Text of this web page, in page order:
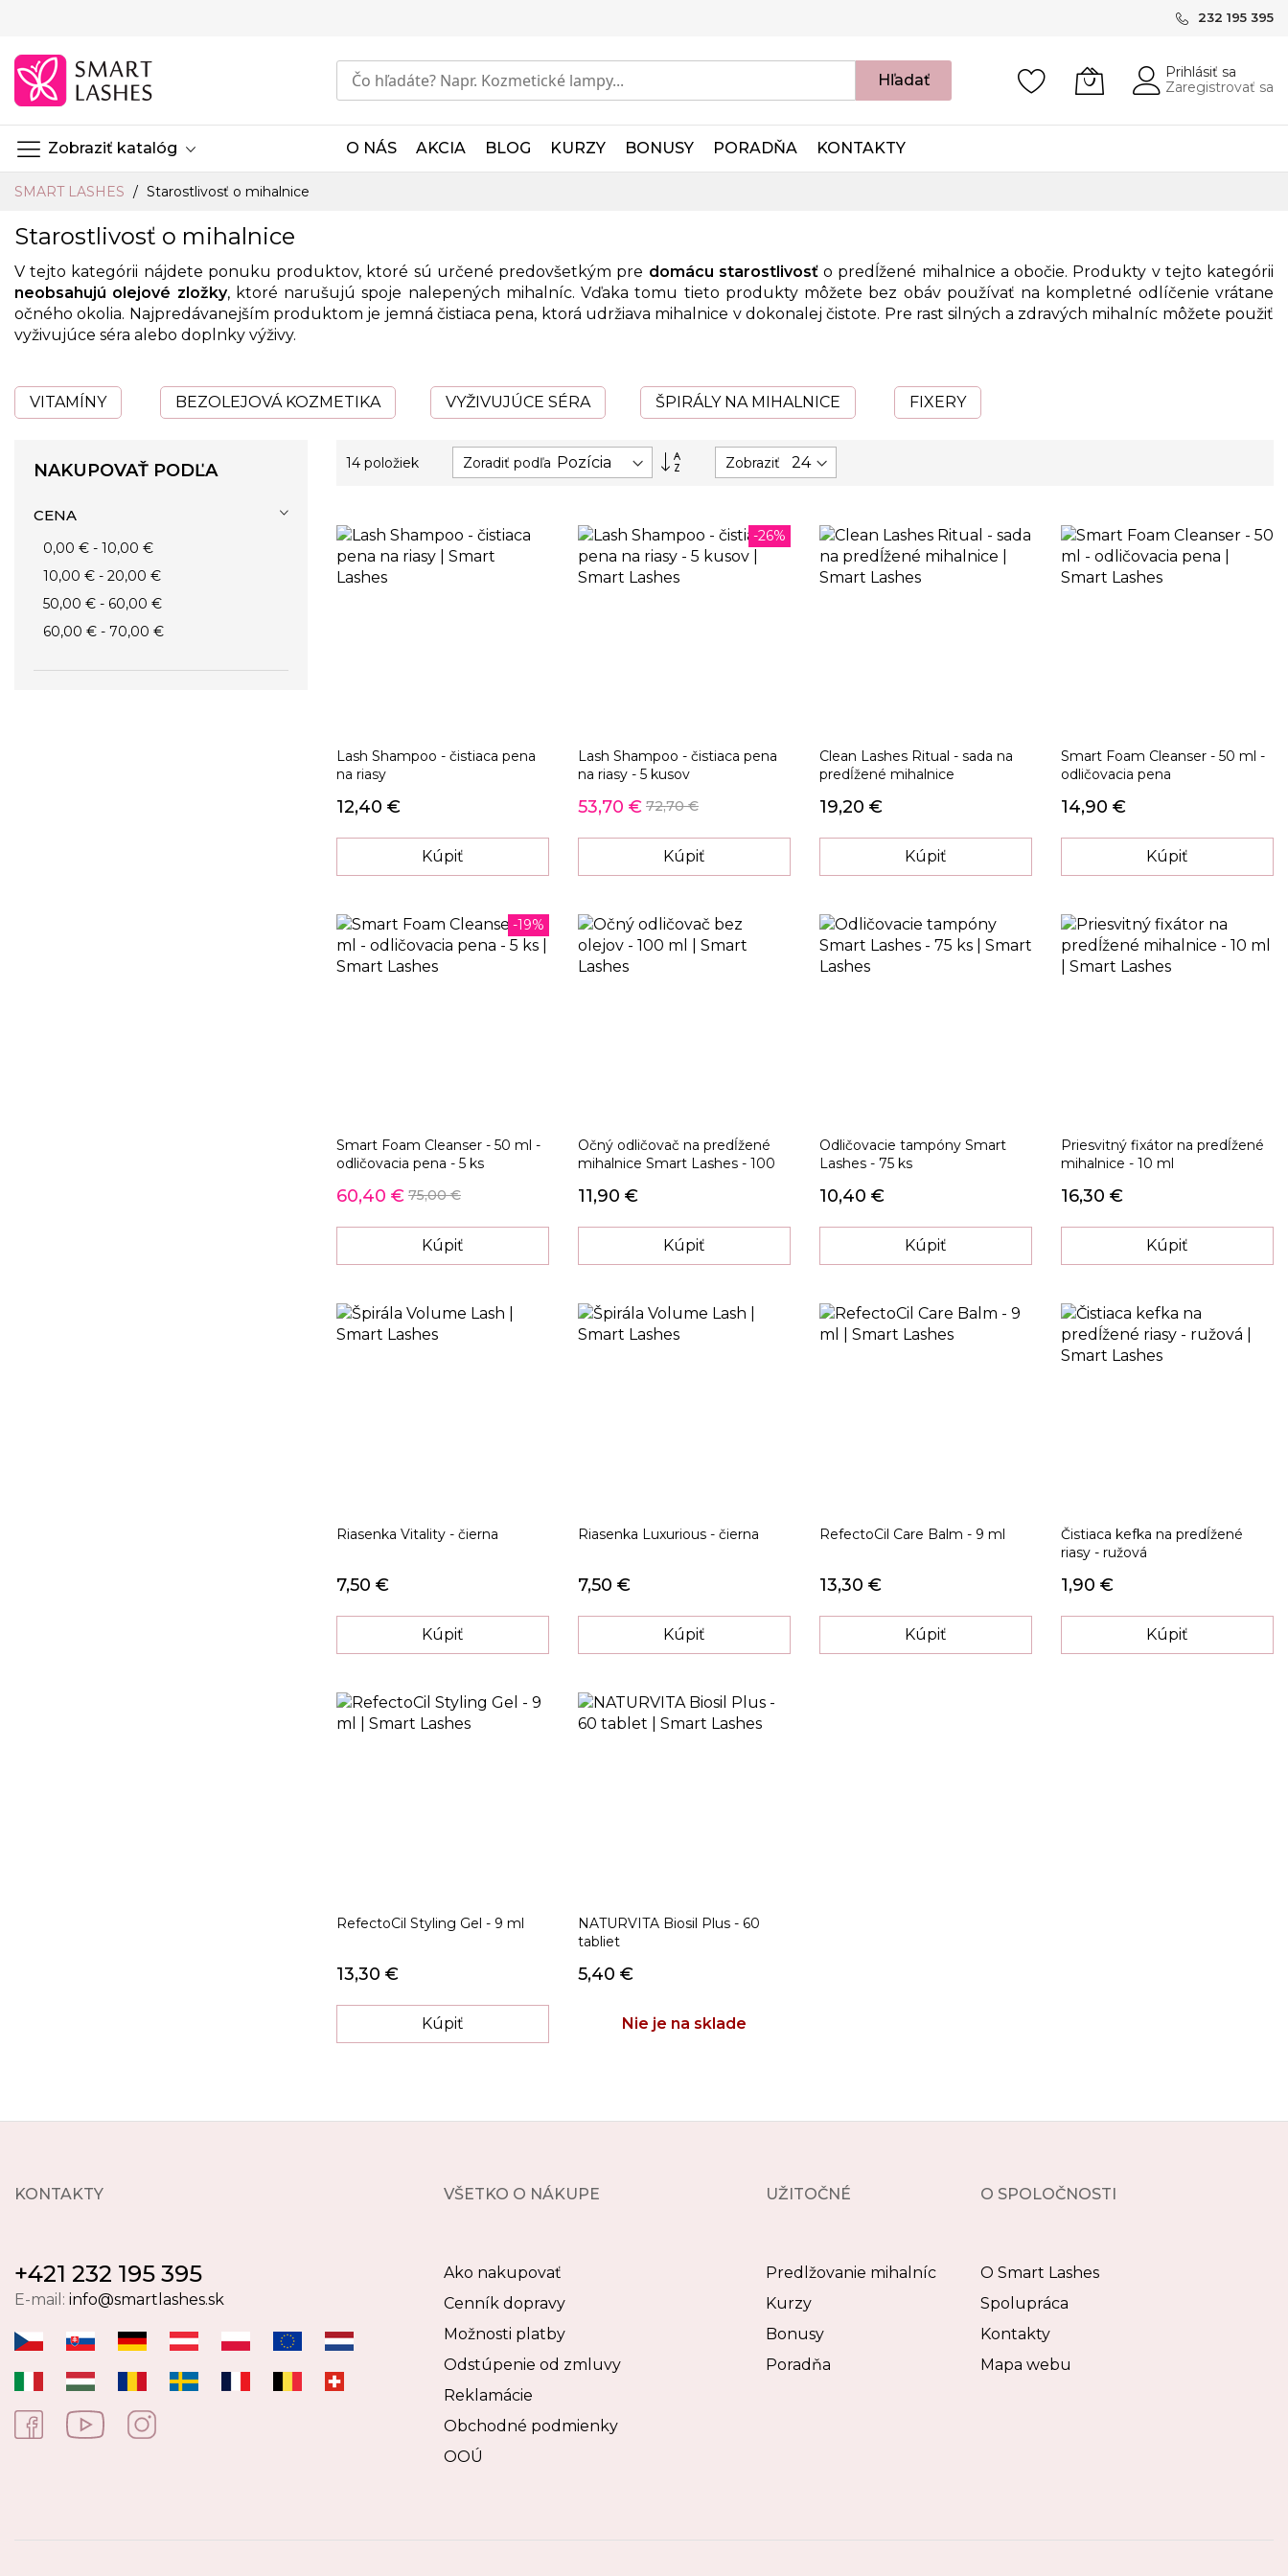
Content
232 195 395
Zobraziť katalóg
Hľadať
Prihlásiť sa
Zaregistrovať sa
O NÁS AKCIA BLOG KURZY BONUSY PORADŇA KONTAKTY
SMART LASHES Starostlivosť o mihalnice
Starostlivosť o mihalnice
V tejto kategórii nájdete ponuku produktov, ktoré sú určené predovšetkým pre domácu starostlivosťo predĺžené mihalnice a obočie. Produkty v tejto kategórii
neobsahujú olejové zložky, ktoré narušujú spoje nalepených mihalníc. Vďaka tomu tieto produkty môžete bez obáv používať na kompletné odlíčenie vrátane
očného okolia. Najpredávanejším produktom je jemná čistiaca pena, ktorá udržiava mihalnice v dokonalej čistote. Pre rast silných a zdravých mihalníc môžete použiť
vyživujúce séra alebo doplnky výživy.
VITAMÍNY BEZOLEJOVÁ KOZMETIKA VYŽIVUJÚCE SÉRA ŠPIRÁLY NA MIHALNICE FIXERY
14 položiek Zoradiť podľa
Nastaviť
zostupný
Zobraziť
Lash Shampoo - čistiaca pena
na riasy
12,40 €
Kúpiť
-26%
Lash Shampoo - čistiaca pena
na riasy - 5 kusov
53,70 € 72,70 €
Kúpiť
Clean Lashes Ritual - sada na
predĺžené mihalnice
19,20 €
Kúpiť
Smart Foam Cleanser - 50 ml -
odličovacia pena
14,90 €
Kúpiť
-19%
Smart Foam Cleanser - 50 ml -
odličovacia pena - 5 ks
60,40 € 75,00 €
Kúpiť
Očný odličovač na predĺžené
mihalnice Smart Lashes - 100
11,90 €
Kúpiť
Odličovacie tampóny Smart
Lashes - 75 ks
10,40 €
Kúpiť
Priesvitný fixátor na predĺžené
mihalnice - 10 ml
16,30 €
Kúpiť
Riasenka Vitality - čierna
7,50 €
Kúpiť
Riasenka Luxurious - čierna
7,50 €
Kúpiť
RefectoCil Care Balm - 9 ml
13,30 €
Kúpiť
Čistiaca kefka na predĺžené
riasy - ružová
1,90 €
Kúpiť
RefectoCil Styling Gel - 9 ml
13,30 €
Kúpiť
NATURVITA Biosil Plus - 60
tabliet
5,40 €
Nie je na sklade
NAKUPOVAŤ PODĽA
CENA
0,00 € - 10,00 €
10,00 € - 20,00 €
50,00 € - 60,00 €
60,00 € - 70,00 €
KONTAKTY
+421 232 195 395
E-mail: info@smartlashes.sk
VŠETKO O NÁKUPE
Ako nakupovať
Cenník dopravy
Možnosti platby
Odstúpenie od zmluvy
Reklamácie
Obchodné podmienky
OOÚ
UŽITOČNÉ
Predlžovanie mihalníc
Kurzy
Bonusy
Poradňa
O SPOLOČNOSTI
O Smart Lashes
Spolupráca
Kontakty
Mapa webu